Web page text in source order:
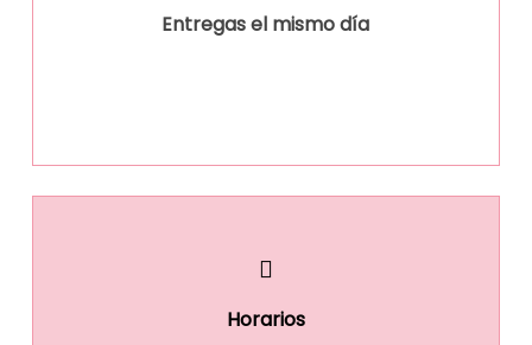
Entregas el mismo día
Horarios